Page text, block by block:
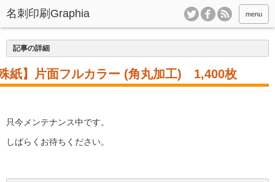
menu
記事の詳細
紙】片面フルカラー (角丸加工) 1,400枚
只今メンテナンス中です。
しばらくお待ちください。